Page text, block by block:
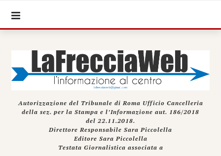
Autorizzazione del Tribunale di Roma Ufficio Cancelleria
della sez. per la Stampa e l’Informazione aut. 186/2018
del 22.11.2018.
Direttore Responsabile Sara Piccolella
Editore Sara Piccolella
Testata Giornalistica associata a